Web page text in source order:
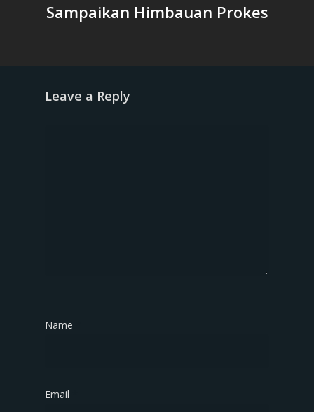
Sampaikan Himbauan Prokes
Leave a Reply
Name
Email